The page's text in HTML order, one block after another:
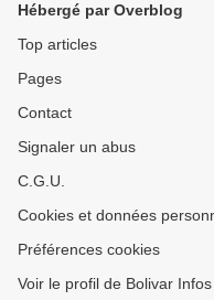
Hébergé par Overblog
Top articles
Pages
Contact
Signaler un abus
C.G.U.
Cookies et données
Préférences cookies
Voir le profil de Bolivar